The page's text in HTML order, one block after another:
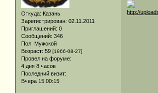
Откуда: Казань
Зарегистрирован: 02.11.2011
Приглашений: 0
Сообщений: 346
Пол: Мужской
Возраст: 59 [1966-08-27]
Провел на форуме:
4 дня 8 часов
Последний визит:
Вчера 15:00:15